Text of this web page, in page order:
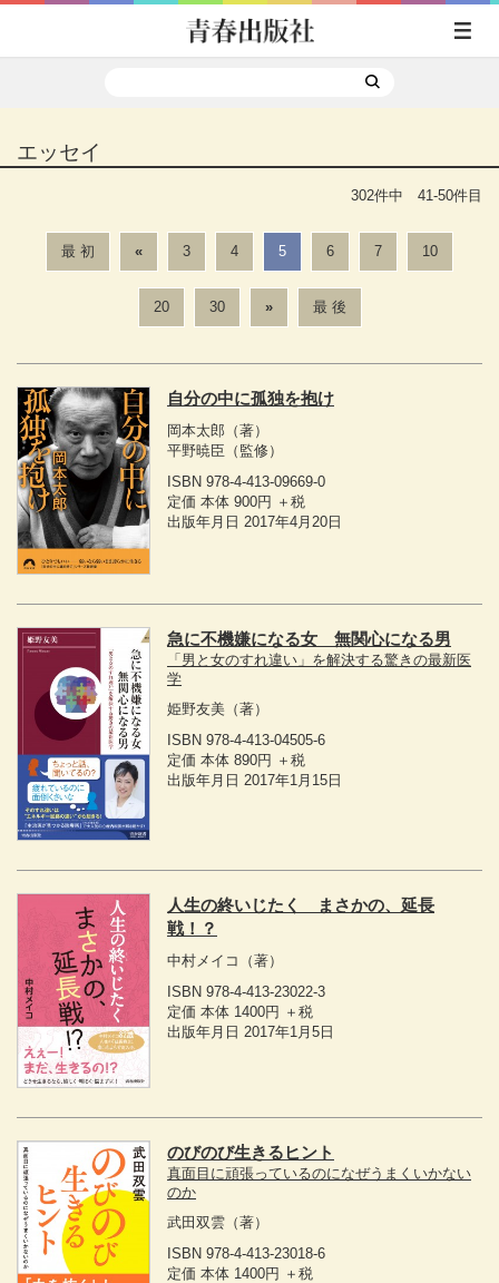
エッセイ
302件中 41-50件目
最 初 « 3 4 5 6 7 10
20 30 » 最 後
自分の中に孤独を抱け
岡本太郎 （著）
平野暁臣 （監修）
ISBN 978-4-413-09669-0
定価 本体 900円 ＋税
出版年月日 2017年4月20日
急に不機嫌になる女 無関心になる男
「男と女のすれ違い」を解決する驚きの最新医
学
姫野友美 （著）
ISBN 978-4-413-04505-6
定価 本体 890円 ＋税
出版年月日 2017年1月15日
人生の終いじたく まさかの、延長
戦！？
中村メイコ
（著）
ISBN 978-4-413-23022-3
定価 本体 1400円 ＋税
出版年月日 2017年1月5日
のびのび生きるヒント
真面目に頑張っているのになぜうまくいかない
のか
武田双雲 （著）
ISBN 978-4-413-23018-6
定価 本体 1400円 ＋税